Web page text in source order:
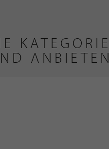
KATEGORIE
ANBIETEN